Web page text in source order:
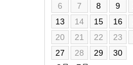
6
7 8 9
13
14 15 16
20
21 22 23
27
28 29
30